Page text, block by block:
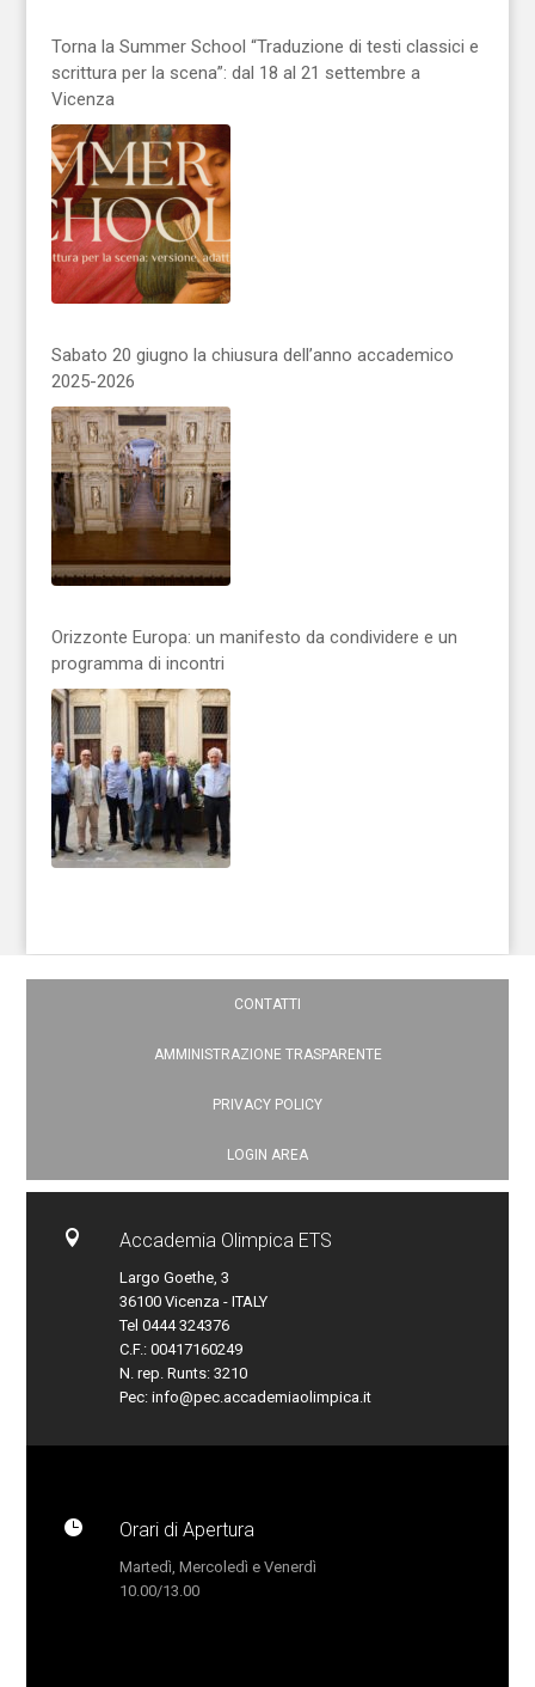
Torna la Summer School “Traduzione di testi classici e
scrittura per la scena”: dal 18 al 21 settembre a
Vicenza
Sabato 20 giugno la chiusura dell’anno accademico
2025-2026
Orizzonte Europa: un manifesto da condividere e un
programma di incontri
CONTATTI
AMMINISTRAZIONE TRASPARENTE
PRIVACY POLICY
LOGIN AREA
 Accademia Olimpica ETS
Largo Goethe, 3
36100 Vicenza - ITALY
Tel 0444 324376
C.F.: 00417160249
N. rep. Runts: 3210
Pec: info@pec.accademiaolimpica.it
 Orari di Apertura
Martedì, Mercoledì e Venerdì
10.00/13.00